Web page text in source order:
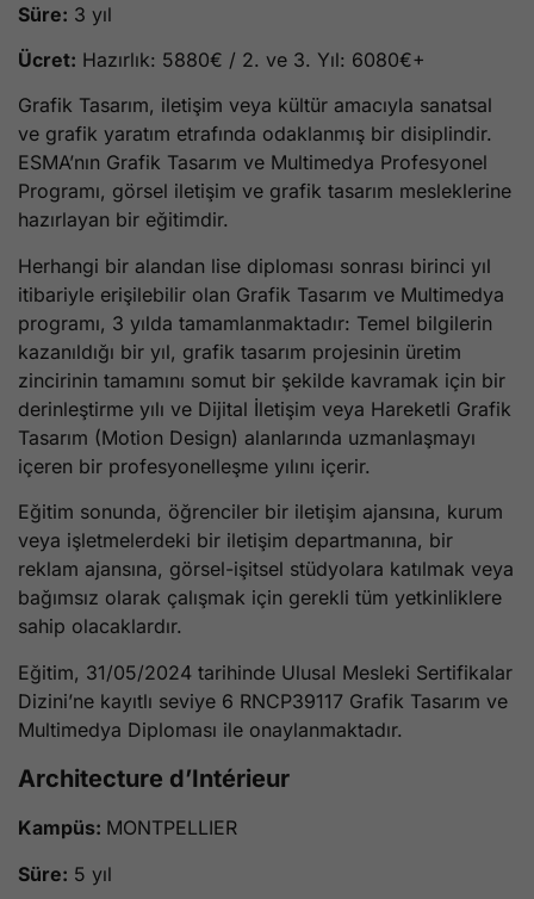
Süre: 3 yıl
Ücret: Hazırlık: 5880€ / 2. ve 3. Yıl: 6080€+
Grafik Tasarım, iletişim veya kültür amacıyla sanatsal
ve grafik yaratım etrafında odaklanmış bir disiplindir.
ESMA’nın Grafik Tasarım ve Multimedya Profesyonel
Programı, görsel iletişim ve grafik tasarım mesleklerine
hazırlayan bir eğitimdir.
Herhangi bir alandan lise diploması sonrası birinci yıl
itibariyle erişilebilir olan Grafik Tasarım ve Multimedya
programı, 3 yılda tamamlanmaktadır: Temel bilgilerin
kazanıldığı bir yıl, grafik tasarım projesinin üretim
zincirinin tamamını somut bir şekilde kavramak için bir
derinleştirme yılı ve Dijital İletişim veya Hareketli Grafik
Tasarım (Motion Design) alanlarında uzmanlaşmayı
içeren bir profesyonelleşme yılını içerir.
Eğitim sonunda, öğrenciler bir iletişim ajansına, kurum
veya işletmelerdeki bir iletişim departmanına, bir
reklam ajansına, görsel-işitsel stüdyolara katılmak veya
bağımsız olarak çalışmak için gerekli tüm yetkinliklere
sahip olacaklardır.
Eğitim, 31/05/2024 tarihinde Ulusal Mesleki Sertifikalar
Dizini’ne kayıtlı seviye 6 RNCP39117 Grafik Tasarım ve
Multimedya Diploması ile onaylanmaktadır.
Architecture d’Intérieur
Kampüs: MONTPELLIER
Süre: 5 yıl